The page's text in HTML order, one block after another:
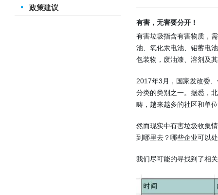
政策建议
有害，无害要分开！
有害垃圾指含有害物质，
池、氧化汞电池、铅蓄电
包装物，废油漆、溶剂及
2017年3月，国家发改委
分类的类别之一。据悉，
畴，越来越多的社区和单
然而现实中有害垃圾收集
到哪里去？哪些企业可以
我们尽可能的寻找到了相